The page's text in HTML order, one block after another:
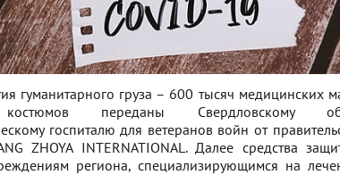
гуманитарного груза – 600 тысяч медицинских
переданы Свердловскому
госпиталю для ветеранов войн от
ZHOYA INTERNATIONAL. Далее средства
региона, специализирующимся на